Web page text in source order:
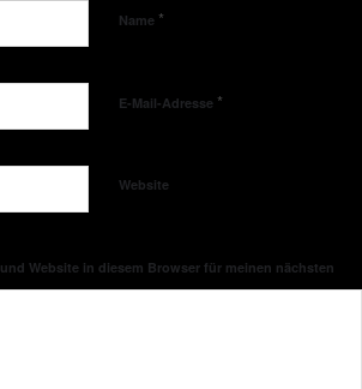
Name *
E-Mail-Adresse *
Website
Website in diesem Browser für meinen nächsten